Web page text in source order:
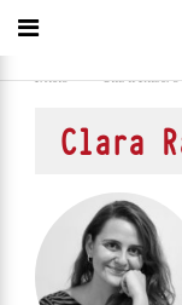
Inicio > Clara Rasero
Clara